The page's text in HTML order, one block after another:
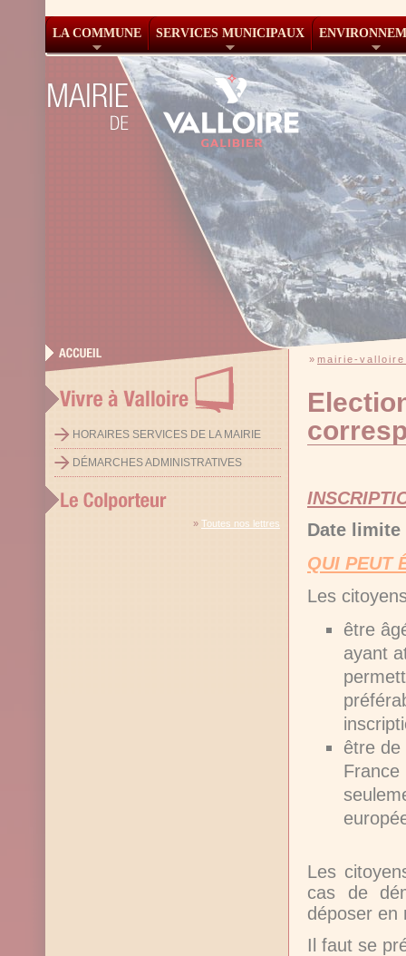
LA COMMUNE SERVICES MUNICIPAUX
HORAIRES SERVICES DE LA MAIRIE
DÉMARCHES ADMINISTRATIVES
» Toutes nos lettres
» mairie-
Date limite
QUI PEUT
Les
être
ayant
être de
France
Les
cas de
déposer en
Il faut se